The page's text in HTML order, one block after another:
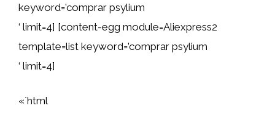
keyword=’comprar psylium
‘ limit=4] [content-egg module=Aliexpress2
template=list keyword=’comprar psylium
‘ limit=4]
«`html